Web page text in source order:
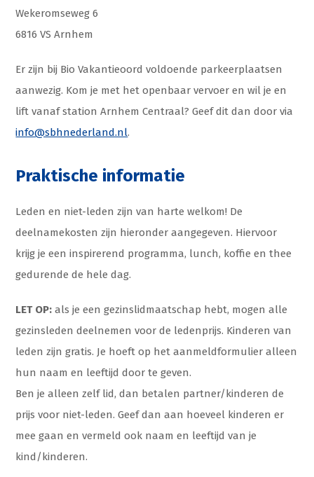
Wekeromseweg 6
6816 VS Arnhem
Er zijn bij Bio Vakantieoord voldoende parkeerplaatsen
aanwezig. Kom je met het openbaar vervoer en wil je en
lift vanaf station Arnhem Centraal? Geef dit dan door via
info@sbhnederland.nl.
Praktische informatie
Leden en niet-leden zijn van harte welkom! De
deelnamekosten zijn hieronder aangegeven. Hiervoor
krijg je een inspirerend programma, lunch, koffie en thee
gedurende de hele dag.
LET OP:als je een gezinslidmaatschap hebt, mogen alle
gezinsleden deelnemen voor de ledenprijs. Kinderen van
leden zijn gratis. Je hoeft op het aanmeldformulier alleen
hun naam en leeftijd door te geven.
Ben je alleen zelf lid, dan betalen partner/kinderen de
prijs voor niet-leden. Geef dan aan hoeveel kinderen er
mee gaan en vermeld ook naam en leeftijd van je
kind/kinderen.